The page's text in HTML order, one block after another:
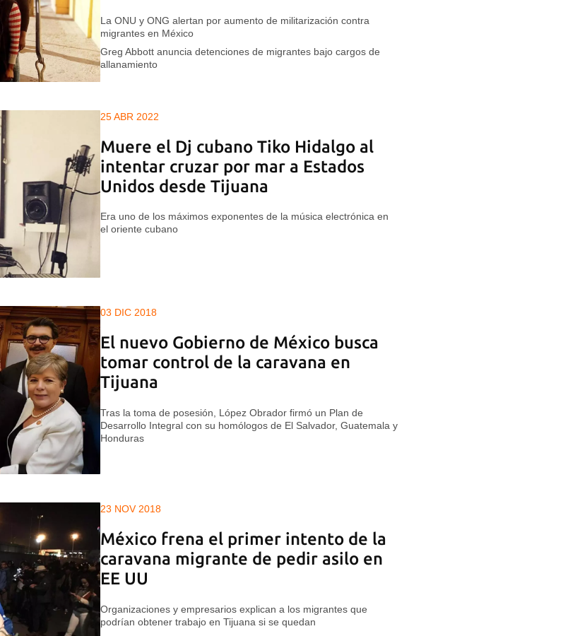
La ONU y ONG alertan por aumento de militarización contra
migrantes en México
Greg Abbott anuncia detenciones de migrantes bajo cargos de
allanamiento
25 ABR 2022
Muere el Dj cubano Tiko Hidalgo al
intentar cruzar por mar a Estados
Unidos desde Tijuana
Era uno de los máximos exponentes de la música electrónica en
el oriente cubano
03 DIC 2018
El nuevo Gobierno de México busca
tomar control de la caravana en
Tijuana
Tras la toma de posesión, López Obrador firmó un Plan de
Desarrollo Integral con su homólogos de El Salvador, Guatemala y
Honduras
23 NOV 2018
México frena el primer intento de la
caravana migrante de pedir asilo en
EE UU
Organizaciones y empresarios explican a los migrantes que
podrían obtener trabajo en Tijuana si se quedan